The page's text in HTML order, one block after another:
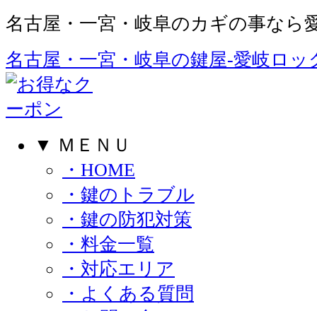
名古屋・一宮・岐阜のカギの事なら
名古屋・一宮・岐阜の鍵屋‐愛岐ロッ
▼ ＭＥＮＵ
・HOME
・鍵のトラブル
・鍵の防犯対策
・料金一覧
・対応エリア
・よくある質問